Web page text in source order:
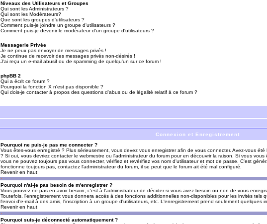
Niveaux des Utilisateurs et Groupes
Qui sont les Administrateurs ?
Qui sont les Modérateurs?
Que sont les groupes d'utilisateurs ?
Comment puis-je joindre un groupe d'utilisateurs ?
Comment puis-je devenir le modérateur d'un groupe d'utilisateurs ?
Messagerie Privée
Je ne peux pas envoyer de messages privés !
Je continue de recevoir des messages privés non-désirés !
J'ai reçu un e-mail abusif ou de spamming de quelqu'un sur ce forum !
phpBB 2
Qui a écrit ce forum ?
Pourquoi la fonction X n'est pas disponible ?
Qui dois-je contacter à propos des questions d'abus ou de légalité relatif à ce forum ?
Connexion et Enregistrement
Pourquoi ne puis-je pas me connecter ?
Vous êtes-vous enregistré ? Plus sérieusement, vous devez vous enregistrer afin de vous connecter. Avez-vous
? Si oui, vous devriez contacter le webmestre ou l'administrateur du forum pour en découvrir la raison. Si vous
vous ne pouvez toujours pas vous connecter, vérifiez et revérifiez vos nom d'utilisateur et mot de passe. C'est
fonctionne toujours pas, contactez l'administrateur du forum, il se peut que le forum ait été mal configuré.
Revenir en haut
Pourquoi n'ai-je pas besoin de m'enregistrer ?
Vous pouvez ne pas en avoir besoin, c'est à l'administrateur de décider si vous avez besoin ou non de vous
Toutefois, l'enregistrement vous donnera accès à des fonctions additionnelles non-disponibles pour les invités tels
l'envoi d'e-mail à des amis, l'inscription à un groupe d'utilisateurs, etc. L'enregistrement prend seulement quelques
Revenir en haut
Pourquoi suis-je déconnecté automatiquement ?